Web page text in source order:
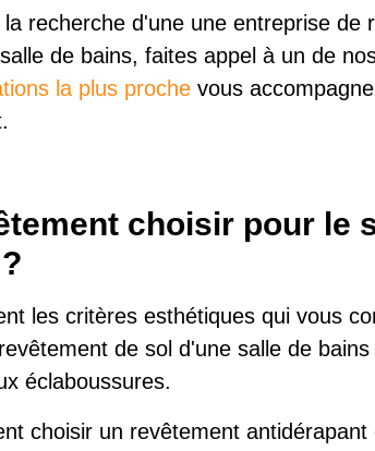
recherche d'une une entreprise de
de bains, faites appel à un de
la plus proche vous
choisir pour le
les critères esthétiques qui vous
de sol d'une salle de
éclaboussures.
choisir un revêtement